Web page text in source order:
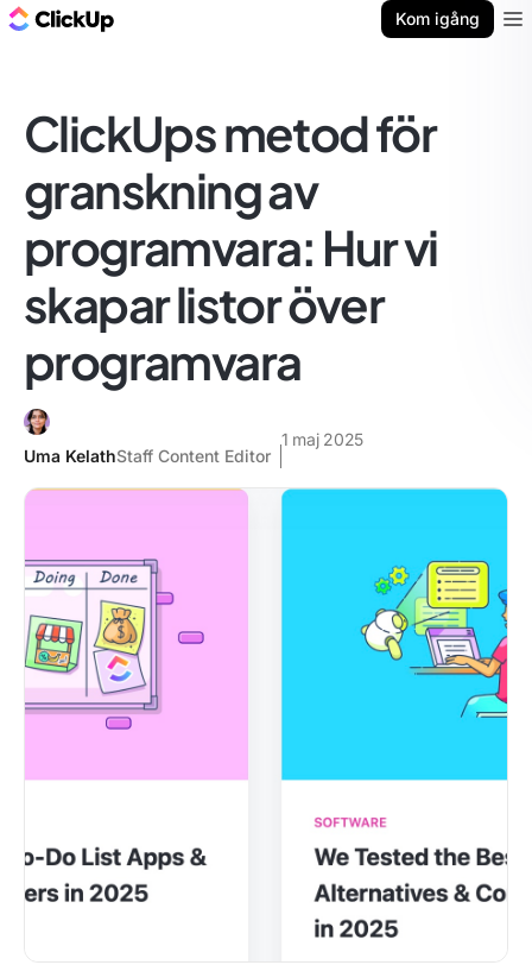
Kom igång
ClickUps metod för
granskning av
programvara: Hur vi
skapar listor över
programvara
Uma KelathStaff Content Editor
1 maj 2025